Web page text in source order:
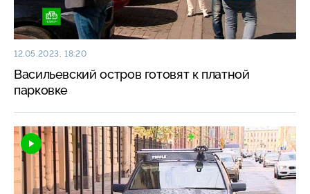
12.05.2023, 18:20
Васильевский остров готовят к платной
парковке